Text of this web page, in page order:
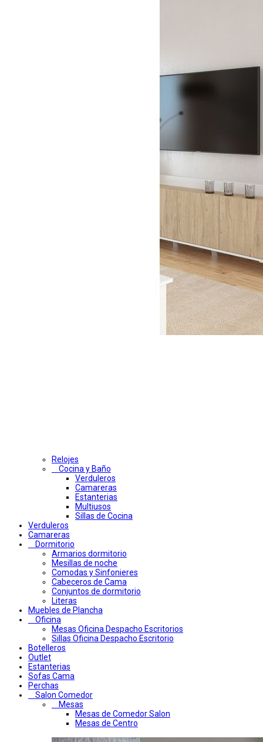
Relojes
Cocina y Baño
Verduleros
Camareras
Estanterias
Multiusos
Sillas de Cocina
Verduleros
Camareras
Dormitorio
Armarios dormitorio
Mesillas de noche
Comodas y Sinfonieres
Cabeceros de Cama
Conjuntos de dormitorio
Literas
Muebles de Plancha
Oficina
Mesas Oficina Despacho Escritorios
Sillas Oficina Despacho Escritorio
Botelleros
Outlet
Estanterias
Sofas Cama
Perchas
Salon Comedor
Mesas
Mesas de Comedor Salon
Mesas de Centro